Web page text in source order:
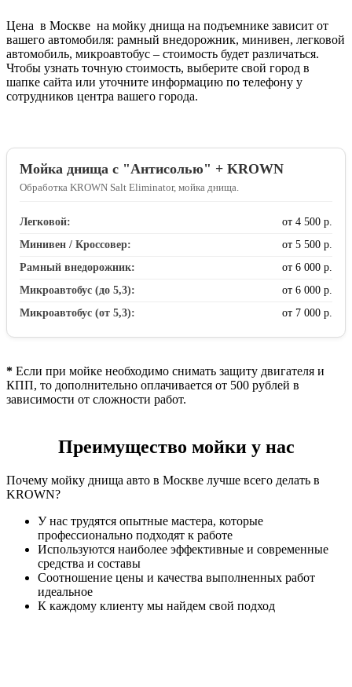
Цена в Москве на мойку днища на подъемнике зависит от
вашего автомобиля: рамный внедорожник, минивен, легковой
автомобиль, микроавтобус – стоимость будет различаться.
Чтобы узнать точную стоимость, выберите свой город в
шапке сайта или уточните информацию по телефону у
сотрудников центра вашего города.
Мойка днища с "Антисолью" + KROWN
Обработка KROWN Salt Eliminator, мойка днища.
Легковой:
от 4 500 р.
Минивен / Кроссовер:
от 5 500 р.
Рамный внедорожник:
от 6 000 р.
Микроавтобус (до 5,3):
от 6 000 р.
Микроавтобус (от 5,3):
от 7 000 р.
* Если при мойке необходимо снимать защиту двигателя и
КПП, то дополнительно оплачивается от 500 рублей в
зависимости от сложности работ.
Преимущество мойки у нас
Почему мойку днища авто в Москве лучше всего делать в
KROWN?
У нас трудятся опытные мастера, которые
профессионально подходят к работе
Используются наиболее эффективные и современные
средства и составы
Соотношение цены и качества выполненных работ
идеальное
К каждому клиенту мы найдем свой подход